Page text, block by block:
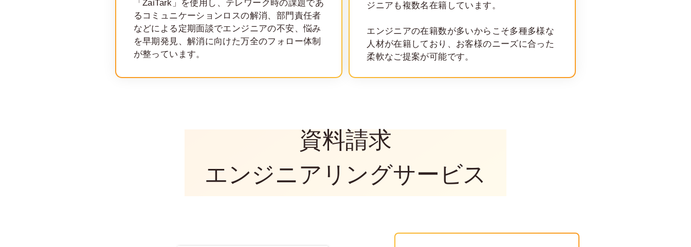
「ZaiTark」を使用し、テレワーク時の課題であ
るコミュニケーションロスの解消、部門責任者
などによる定期面談でエンジニアの不安、悩み
を早期発見、解消に向けた万全のフォロー体制
が整っています。
ジニアも複数名在籍しています。
エンジニアの在籍数が多いからこそ多種多様な
人材が在籍しており、お客様のニーズに合った
柔軟なご提案が可能です。
資料請求
エンジニアリングサービス
REQUEST